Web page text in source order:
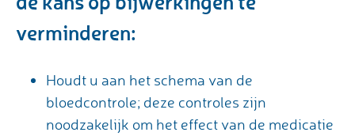
verminderen:
Houdt u aan het schema van de
bloedcontrole; deze controles zijn
noodzakelijk om het effect van de medicatie